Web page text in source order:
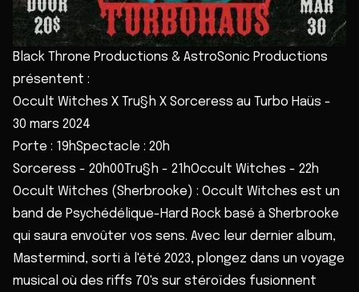
Black Throne Productions & AstroSonic Productions
présentent :
Occult Witches X Tru§h X Sorceress au Turbo Haüs -
30 mars 2024
Porte : 19hSpectacle : 20h
Sorceress - 20h00Tru§h - 21hOccult Witches - 22h
Occult Witches (Sherbrooke) : Occult Witches est un
band de Psychédélique-Hard Rock basé à Sherbrooke
qui saura envoûter vos sens. Avec leur dernier album,
Mastermind, sorti à l'été 2023, plongez dans un voyage
musical où des riffs 70's sur stéroïdes fusionnent